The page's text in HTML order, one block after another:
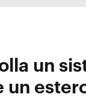
un
un